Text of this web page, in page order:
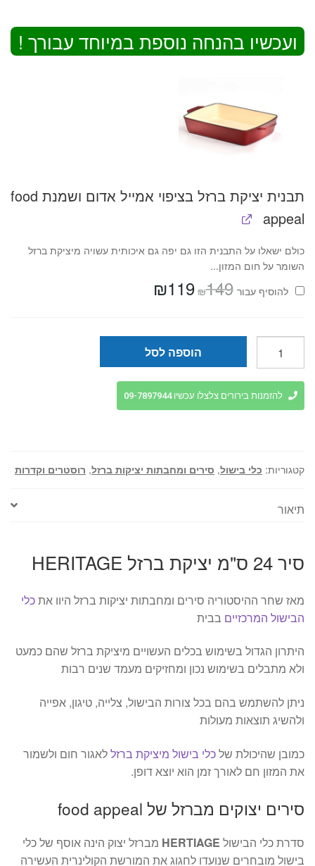
ועכשיו בהנחה נוספת במיוחד עבורך !
תבנית יציקת ברזל בציפוי אמייל אדום ושמנת food
appeal
כולם ישאלו על התבנית הזו גם יפה גם איכותית עשויה מיציקת ברזל
השומר על חום המזון...
להוסיף⁦⁩ עבור
₪149 המחיר
המקורי₪119
סיר
24
ס"מ
HERITAGE
הוספה לסל
להזמנות בירורים צלצלו עכשיו 09-7897944
קטגוריות: כלי בישול, סירים ומחבתות יציקות ברזל, רוסטרים וקדרות
תיאור
סיר 24 ס"מ יציקת ברזל HERITAGE
מאז שחר ההיסטוריה סירים ומחבתות יציקות ברזל היוו אתכלי
הבישול המרכזיים בבית
היתרון הגדול בשימוש בכלים העשויים מיציקת ברזל שהם כמעט
ולא מתבלים בשימוש נכון ומחזיקים מעמד שנים רבות
ניתן להשתמש בהם בכל צורות הבישול, צלייה, טיגון, אפייה
ולהשיג תוצאות מעולות
כמובן שהיכולת שלכלי בישול מיציקת ברזללאגור חום ולשמור
את המזון חם לאורך זמן הוא יוצא דופן.
סירים יצוקים מברזל של food appeal
סדרת כלי הבישול HERTIAGE מברזל יצוק הינה אוסף של כלי
בישול מובחרים שנועדו לחגוג את המורשת הקולינרית העשירה